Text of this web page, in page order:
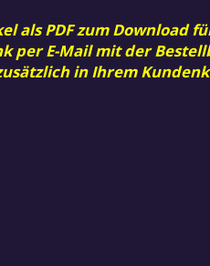
als PDF zum Download
per E-Mail mit der
in Ihrem